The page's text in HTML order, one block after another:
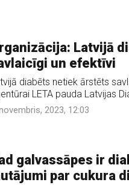
Latvijā
un efektīvi
diabēts netiek ārstēts
LETA pauda Latvijas
2023, 12:03
galvassāpes ir
par cukura